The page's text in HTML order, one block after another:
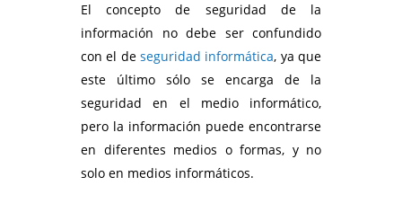
El concepto de seguridad de la
información no debe ser confundido
con el de seguridad informática, ya que
este último sólo se encarga de la
seguridad en el medio informático,
pero la información puede encontrarse
en diferentes medios o formas, y no
solo en medios informáticos.